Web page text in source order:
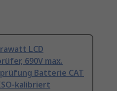
LCD
690V max.
Batterie CAT
kalibriert